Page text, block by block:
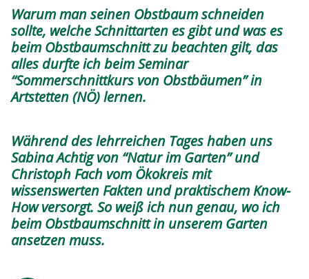
Warum man seinen Obstbaum schneiden
sollte, welche Schnittarten es gibt und was es
beim Obstbaumschnitt zu beachten gilt, das
alles durfte ich beim Seminar
“Sommerschnittkurs von Obstbäumen” in
Artstetten (NÖ) lernen.
Während des lehrreichen Tages haben uns
Sabina Achtig von “Natur im Garten” und
Christoph Fach vom Ökokreis mit
wissenswerten Fakten und praktischem Know-
How versorgt. So weiß ich nun genau, wo ich
beim Obstbaumschnitt in unserem Garten
ansetzen muss.